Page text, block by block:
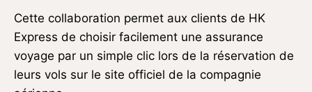
Cette collaboration permet aux clients de HK
Express de choisir facilement une assurance
voyage par un simple clic lors de la réservation de
leurs vols sur le site officiel de la compagnie